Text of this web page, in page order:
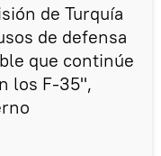
de Turquía
de defensa
que continúe
los F-35",